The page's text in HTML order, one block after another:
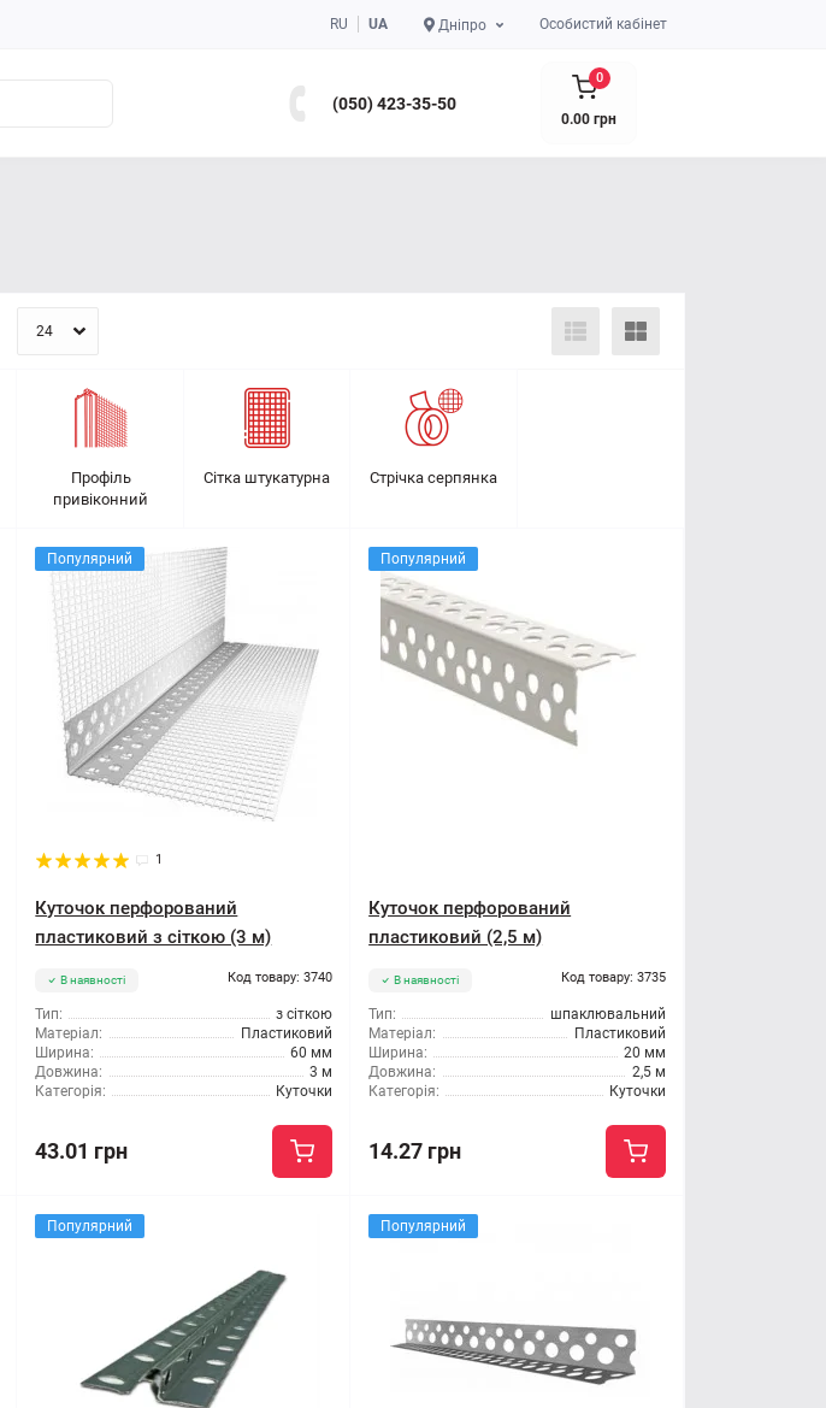
RU UA Дніпро Особистий кабінет
(050) 423-35-50
0
0.00 грн
Профіль
привіконний
Сітка штукатурна Стрічка серпянка
Популярний
1
Куточок перфорований
пластиковий з сіткою (3 м)
В наявності Код товару: 3740
Тип:
з сіткою
Матеріал:
Пластиковий
Ширина:
60 мм
Довжина:
3 м
Категорія:
Куточки
43.01 грн
Популярний
Куточок перфорований
пластиковий (2,5 м)
В наявності Код товару: 3735
Тип:
шпаклювальний
Матеріал:
Пластиковий
Ширина:
20 мм
Довжина:
2,5 м
Категорія:
Куточки
14.27 грн
Популярний Популярний